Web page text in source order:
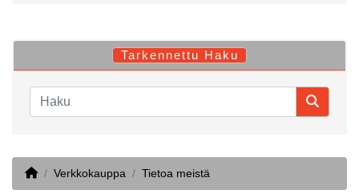
Tarkennettu Haku
HomeVerkkokauppa Tietoa meistä